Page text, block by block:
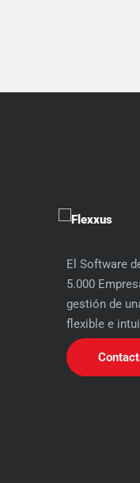
El Software
5.000
gestión de
flexible e